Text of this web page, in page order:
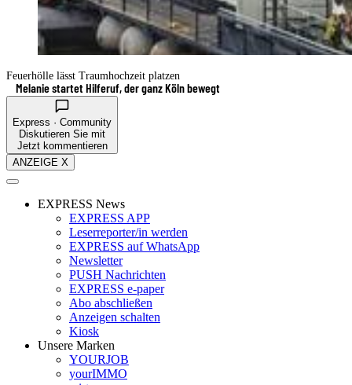
Feuerhölle lässt Traumhochzeit platzen
Melanie startet Hilferuf, der ganz Köln bewegt
Express · Community
Diskutieren Sie mit
Jetzt kommentieren
ANZEIGE X
EXPRESS News
EXPRESS APP
Leserreporter/in werden
EXPRESS auf WhatsApp
Newsletter
PUSH Nachrichten
EXPRESS e-paper
Abo abschließen
Anzeigen schalten
Kiosk
Unsere Marken
YOURJOB
yourIMMO